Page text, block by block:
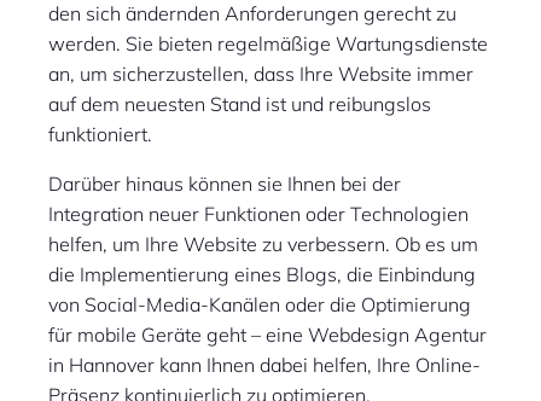
den sich ändernden Anforderungen gerecht zu
werden. Sie bieten regelmäßige Wartungsdienste
an, um sicherzustellen, dass Ihre Website immer
auf dem neuesten Stand ist und reibungslos
funktioniert.
Darüber hinaus können sie Ihnen bei der
Integration neuer Funktionen oder Technologien
helfen, um Ihre Website zu verbessern. Ob es um
die Implementierung eines Blogs, die Einbindung
von Social-Media-Kanälen oder die Optimierung
für mobile Geräte geht – eine Webdesign Agentur
in Hannover kann Ihnen dabei helfen, Ihre Online-
Präsenz kontinuierlich zu optimieren.